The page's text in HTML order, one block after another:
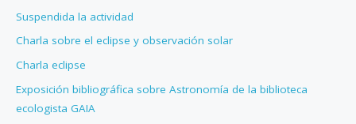
Suspendida la actividad
Charla sobre el eclipse y observación solar
Charla eclipse
Exposición bibliográfica sobre Astronomía de la biblioteca
ecologista GAIA